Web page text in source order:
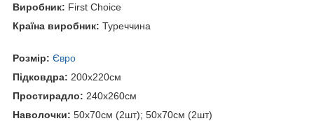
Виробник: First Choice
Країна виробник: Туреччина
Розмір: Євро
Підковдра: 200х220см
Простирадло: 240х260см
Наволочки: 50х70см (2шт); 50х70см (2шт)